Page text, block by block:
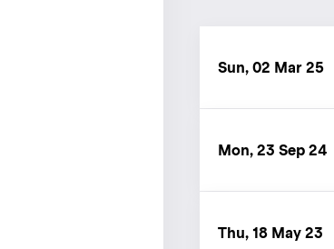
Sun, 02 Mar 25
Mon, 23 Sep 24
Thu, 18 May 23